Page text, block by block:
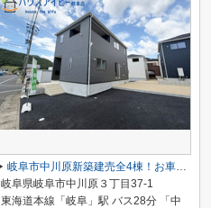
岐阜市中川原新築建売全4棟！お車並列3台可能！長良東小学校区！広めのインナーバルコニー！
岐阜県岐阜市中川原３丁目37-1
東海道本線「岐阜」駅 バス28分 「中